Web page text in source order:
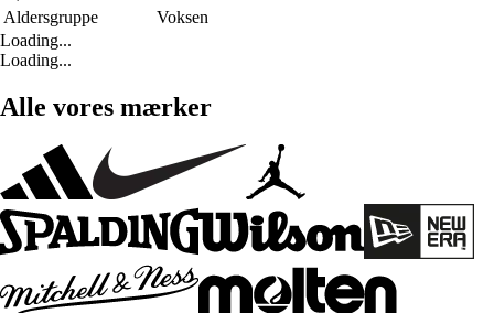
Aldersgruppe
Voksen
Loading...
Loading...
Alle vores mærker